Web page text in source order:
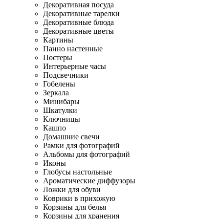
Декоративная посуда
Декоративные тарелки
Декоративные блюда
Декоративные цветы
Картины
Панно настенные
Постеры
Интерьерные часы
Подсвечники
Гобелены
Зеркала
Минибары
Шкатулки
Ключницы
Кашпо
Домашние свечи
Рамки для фотографий
Альбомы для фотографий
Иконы
Глобусы настольные
Ароматические диффузоры
Ложки для обуви
Коврики в прихожую
Корзины для белья
Корзины для хранения